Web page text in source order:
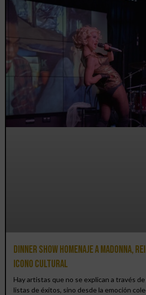
Dinner Show homenaje a Madonna,
icono cultural
Hay artistas que no se explican a través
listas de éxitos, sino desde la emoción